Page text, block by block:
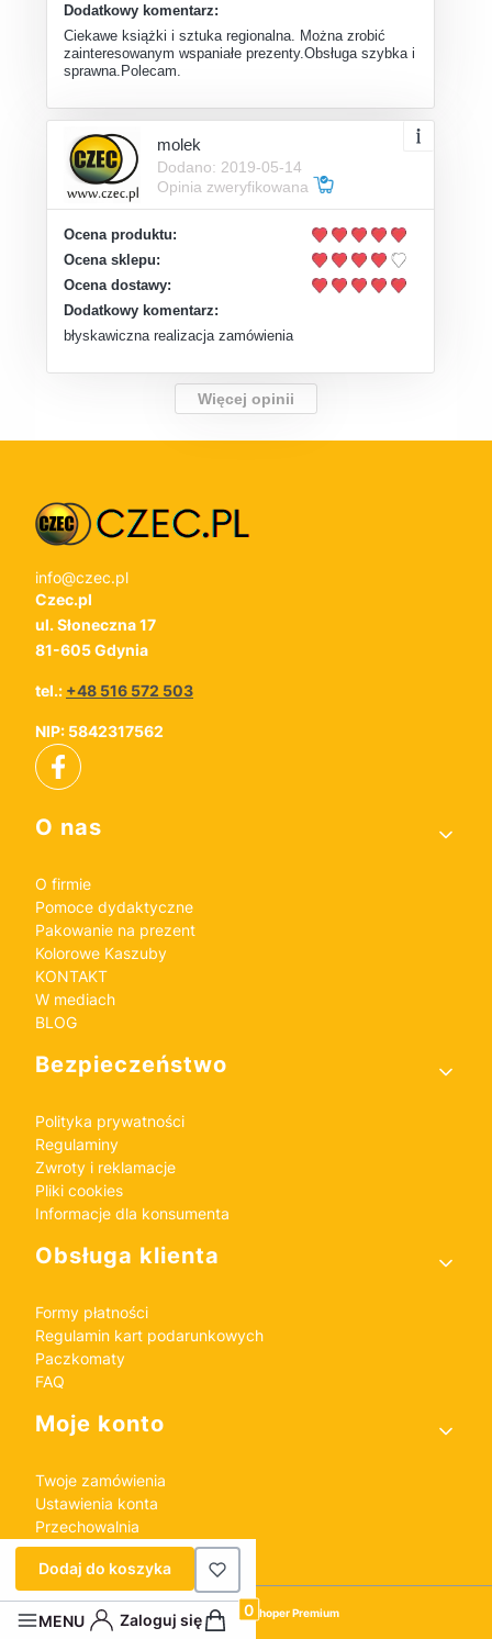
Dodatkowy komentarz:
Ciekawe książki i sztuka regionalna. Można zrobić
zainteresowanym wspaniałe prezenty.Obsługa szybka i
sprawna.Polecam.
molek
Dodano: 2019-05-14
Opinia zweryfikowana
Ocena produktu:
Ocena sklepu:
Ocena dostawy:
Dodatkowy komentarz:
błyskawiczna realizacja zamówienia
Więcej opinii
info@czec.pl
Czec.pl
ul. Słoneczna 17
81-605 Gdynia
tel.: +48 516 572 503
NIP: 5842317562
Linki w stopce
O nas
O firmie
Pomoce dydaktyczne
Pakowanie na prezent
Kolorowe Kaszuby
KONTAKT
W mediach
BLOG
Bezpieczeństwo
Polityka prywatności
Regulaminy
Zwroty i reklamacje
Pliki cookies
Informacje dla konsumenta
Obsługa klienta
Formy płatności
Regulamin kart podarunkowych
Paczkomaty
FAQ
Moje konto
Twoje zamówienia
Ustawienia konta
Przechowalnia
Sklep internetowyShoper Premium
Dodaj do koszyka
MENU Zaloguj sięProdukty w koszyku: 0. Zobacz